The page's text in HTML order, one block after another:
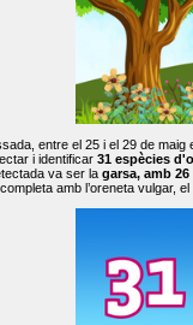
entre el 25 i el 29 de
i identificar 31 espècies
va ser la garsa, amb
amb l’oreneta vulgar,